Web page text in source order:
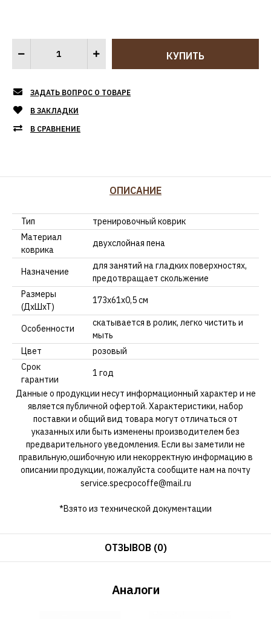
ЗАДАТЬ ВОПРОС О ТОВАРЕ
В ЗАКЛАДКИ
В СРАВНЕНИЕ
ОПИСАНИЕ
Тип
тренировочный коврик
Материал
коврика
двухслойная пена
Назначение
для занятий на гладких поверхностях,
предотвращает скольжение
Размеры
(ДхШхТ)
173х61х0,5 см
Особенности
скатывается в ролик, легко чистить и
мыть
Цвет
розовый
Срок
гарантии
1 год
Данные о продукции несут информационный характер и не
является публичной офертой. Характеристики, набор
поставки и общий вид товара могут отличаться от
указанных или быть изменены производителем без
предварительного уведомления. Если вы заметили не
правильную,ошибочную или некорректную информацию в
описании продукции, пожалуйста сообщите нам на почту
service.specpocoffe@mail.ru
*Взято из технической документации
ОТЗЫВОВ (0)
Аналоги